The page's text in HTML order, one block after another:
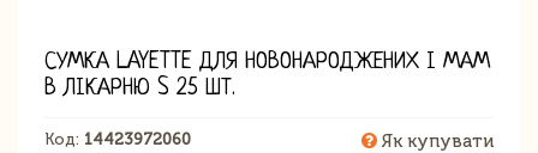
СУМКА LAYETTE ДЛЯ НОВОНАРОДЖЕНИХ І МАМ
В ЛІКАРНЮ S 25 ШТ.
Код: 14423972060 Як купувати